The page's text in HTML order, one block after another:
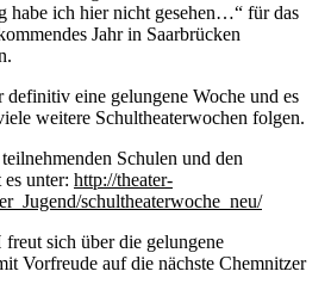
habe ich hier nicht gesehen…“ für das
Jahr in Saarbrücken
definitiv eine gelungene Woche und es
weitere Schultheaterwochen folgen.
Schulen und den
unter: http://theater-
schultheaterwoche_neu/
sich über die gelungene
Vorfreude auf die nächste Chemnitzer